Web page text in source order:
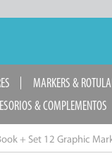
MARKERS &
& COMPLEMENTOS
+ Set 12 Graphic